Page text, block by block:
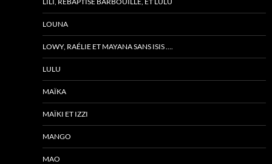
LOUNA
LOWY, RAÉLIE ET MAYANA SANS ISIS ….
LULU
MAÏKA
MAÏKI ET IZZI
MANGO
MAO